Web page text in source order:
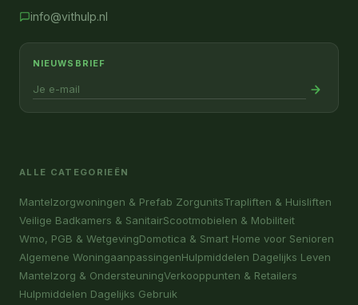
info@vithulp.nl
NIEUWSBRIEF
ALLE CATEGORIEËN
Mantelzorgwoningen & Prefab ZorgunitsTrapliften & Huisliften
Veilige Badkamers & SanitairScootmobielen & Mobiliteit
Wmo, PGB & WetgevingDomotica & Smart Home voor Senioren
Algemene WoningaanpassingenHulpmiddelen Dagelijks Leven
Mantelzorg & OndersteuningVerkooppunten & Retailers
Hulpmiddelen Dagelijks Gebruik